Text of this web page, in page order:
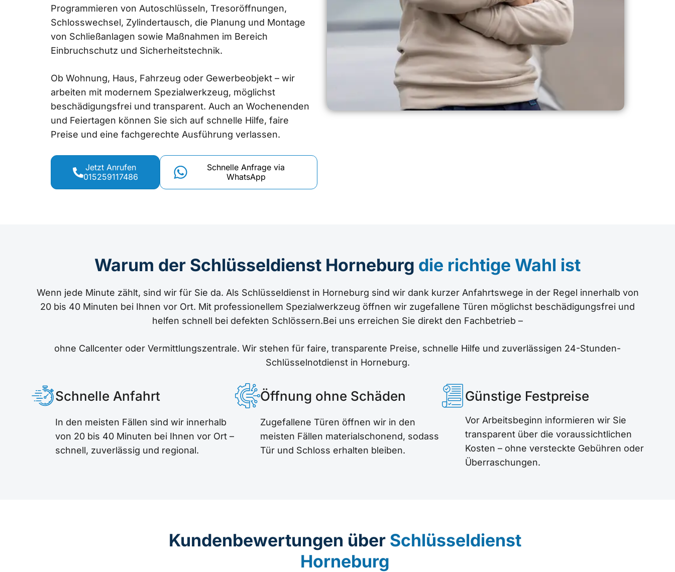
Programmieren von Autoschlüsseln, Tresoröffnungen,
Schlosswechsel, Zylindertausch, die Planung und Montage
von Schließanlagen sowie Maßnahmen im Bereich
Einbruchschutz und Sicherheitstechnik.
Ob Wohnung, Haus, Fahrzeug oder Gewerbeobjekt – wir
arbeiten mit modernem Spezialwerkzeug, möglichst
beschädigungsfrei und transparent. Auch an Wochenenden
und Feiertagen können Sie sich auf schnelle Hilfe, faire
Preise und eine fachgerechte Ausführung verlassen.
Jetzt Anrufen
015259117486
Schnelle Anfrage via
WhatsApp
Warum der Schlüsseldienst Horneburg die richtige Wahl ist
Wenn jede Minute zählt, sind wir für Sie da. Als Schlüsseldienst in Horneburg sind wir dank kurzer Anfahrtswege in der Regel innerhalb von
20 bis 40 Minuten bei Ihnen vor Ort. Mit professionellem Spezialwerkzeug öffnen wir zugefallene Türen möglichst beschädigungsfrei und
helfen schnell bei defekten Schlössern.Bei uns erreichen Sie direkt den Fachbetrieb –
ohne Callcenter oder Vermittlungszentrale. Wir stehen für faire, transparente Preise, schnelle Hilfe und zuverlässigen 24-Stunden-
Schlüsselnotdienst in Horneburg.
Schnelle Anfahrt
In den meisten Fällen sind wir innerhalb
von 20 bis 40 Minuten bei Ihnen vor Ort –
schnell, zuverlässig und regional.
Öffnung ohne Schäden
Zugefallene Türen öffnen wir in den
meisten Fällen materialschonend, sodass
Tür und Schloss erhalten bleiben.
Günstige Festpreise
Vor Arbeitsbeginn informieren wir Sie
transparent über die voraussichtlichen
Kosten – ohne versteckte Gebühren oder
Überraschungen.
Kundenbewertungen über Schlüsseldienst
Horneburg